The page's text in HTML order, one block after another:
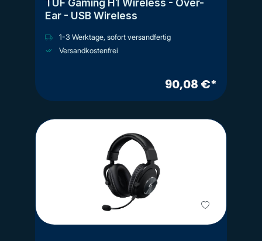
TUF Gaming H1 Wireless - Over-
Ear - USB Wireless
1-3 Werktage, sofort versandfertig
Versandkostenfrei
90,08 €*